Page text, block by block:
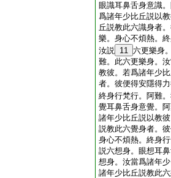
眼識耳鼻舌身意識
爲諸年少比丘説以
丘説教此六識身者
樂。身心不煩熱。
汝説 11 六更樂身
難。此六更樂身。
教彼。若爲諸年少
者。彼便得安隱得
終身行梵行。阿難
覺耳鼻舌身意覺。
諸年少比丘説以教
説教此六覺身者。
身心不煩熱。終身
説六想身。眼想耳
想身。汝當爲諸年
諸年少比丘説教此